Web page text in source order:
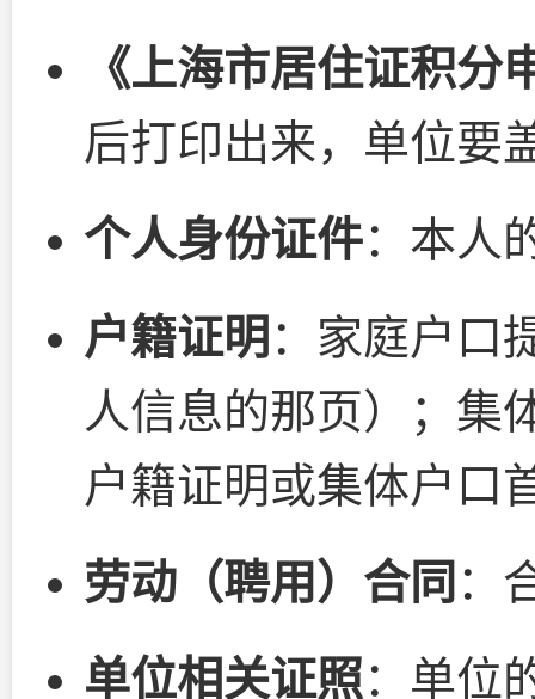
《上海市居住证积分
后打印出来，单位要
个人身份证件：本人
户籍证明 ：家庭户口
人信息的那页）；集
户籍证明或集体户口
劳动（聘用）合同 ：
单位相关证照：单位